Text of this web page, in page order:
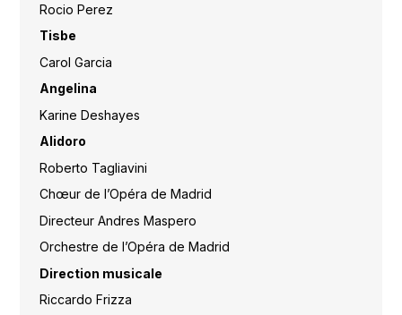
Rocio Perez
Tisbe
Carol Garcia
Angelina
Karine Deshayes
Alidoro
Roberto Tagliavini
Chœur de l’Opéra de Madrid
Directeur Andres Maspero
Orchestre de l’Opéra de Madrid
Direction musicale
Riccardo Frizza